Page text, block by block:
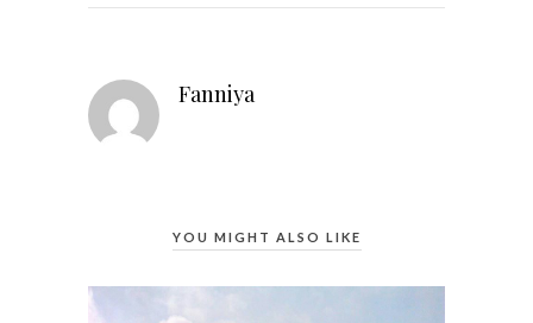
Fanniya
YOU MIGHT ALSO LIKE